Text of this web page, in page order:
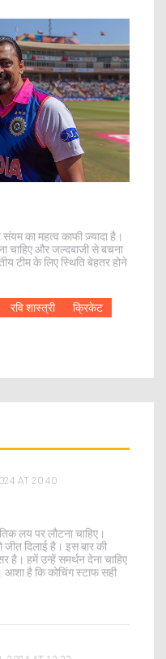
का महत्व काफी ज़्यादा है।
चाहिए और जल्दबाजी से बचना
टीम के लिए स्थिति बेहतर होने
रवि शास्त्री क्रिकेट
AT 20:40
लय पर लौटना चाहिए।
दिलाई है। इस बार की
है। हमें उन्हें समर्थन देना चाहिए
आशा है कि कोचिंग स्टाफ सही